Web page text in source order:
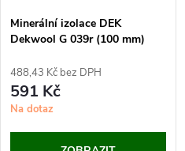
Minerální izolace DEK
Dekwool G 039r (100 mm)
488,43 Kč bez DPH
591 Kč
Na dotaz